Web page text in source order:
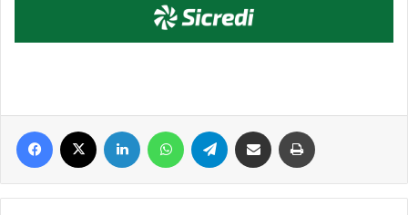
Facebook Linkedin WhatsAppTelegram Compartilhar via e-mail